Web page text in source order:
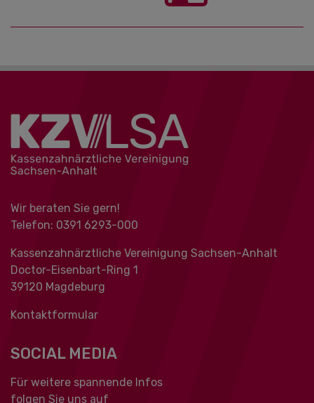
Wir beraten Sie gern!
Telefon: 0391 ‍6293-000
Kassenzahnärztliche Vereinigung Sachsen-Anhalt
Doctor-Eisenbart-Ring 1
39120 Magdeburg
Kontaktformular
SOCIAL MEDIA
Für weitere spannende Infos
folgen Sie uns auf